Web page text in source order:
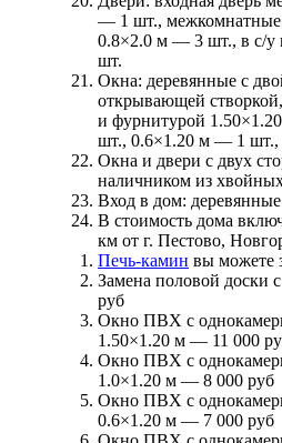
— 1 шт., межкомнатные
0.8×2.0 м — 3 шт., в с/
шт.
Окна: деревянные с
открывающей
и фурнитурой
шт., 0.6×1.20 м — 1
Окна и двери с двух
наличником из
Вход в дом:
В стоимость дома
км от г. Пестово,
Печь-камин вы можете
Замена половой
руб
Окно ПВХ с
1.50×1.20 м — 11 000
Окно ПВХ с
1.0×1.20 м — 8 000 руб
Окно ПВХ с
0.6×1.20 м — 7 000 руб